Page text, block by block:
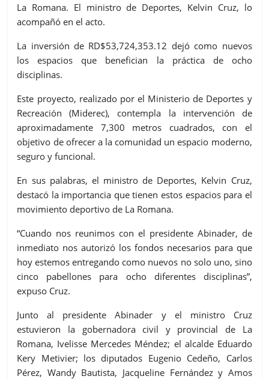
La Romana. El ministro de Deportes, Kelvin Cruz, lo
acompañó en el acto.
La inversión de RD$53,724,353.12 dejó como nuevos
los espacios que benefician la práctica de ocho
disciplinas.
Este proyecto, realizado por el Ministerio de Deportes y
Recreación (Miderec), contempla la intervención de
aproximadamente 7,300 metros cuadrados, con el
objetivo de ofrecer a la comunidad un espacio moderno,
seguro y funcional.
En sus palabras, el ministro de Deportes, Kelvin Cruz,
destacó la importancia que tienen estos espacios para el
movimiento deportivo de La Romana.
“Cuando nos reunimos con el presidente Abinader, de
inmediato nos autorizó los fondos necesarios para que
hoy estemos entregando como nuevos no solo uno, sino
cinco pabellones para ocho diferentes disciplinas”,
expuso Cruz.
Junto al presidente Abinader y el ministro Cruz
estuvieron la gobernadora civil y provincial de La
Romana, Ivelisse Mercedes Méndez; el alcalde Eduardo
Kery Metivier; los diputados Eugenio Cedeño, Carlos
Pérez, Wandy Bautista, Jacqueline Fernández y Amos